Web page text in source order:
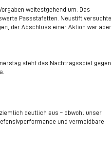
weitestgehend um. Das
Passstafetten. Neustift versuchte,
der Abschluss einer Aktion war aber
steht das Nachtragsspiel gegen
deutlich aus – obwohl unser
und vermeidbare